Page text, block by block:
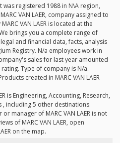
was registered 1988 in N\A region,
VAN LAER, company assigned to
VAN LAER is located at the
brings you a complete range of
and financial data, facts, analysis
Registry. N/a employees work in
sales for last year amounted
Type of company is N/a.
created in MARC VAN LAER
is Engineering, Accounting, Research,
, including 5 other destinations.
manager of MARC VAN LAER is not
of MARC VAN LAER, open
on the map.